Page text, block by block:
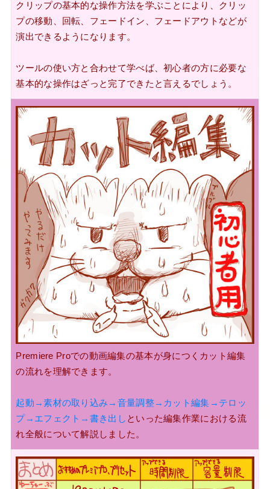
クリップの基本的な操作方法を学ぶことにより、クリッ
プの移動、回転、フェードイン、フェードアウトなどが
演出できるようになります。
ツールの使い方と合わせて学べば、初心者の方に必要な
基本的な操作はざっと完了できたと言えるでしょう。
Premiere Proでの動画編集の基本が身につく カット編集
の流れを理解できます。
起動→素材の取り込み→音量調整→カット編集→テロッ
プ→エフェクト→書き出し といった編集作業における流
れ全般について解説しました。